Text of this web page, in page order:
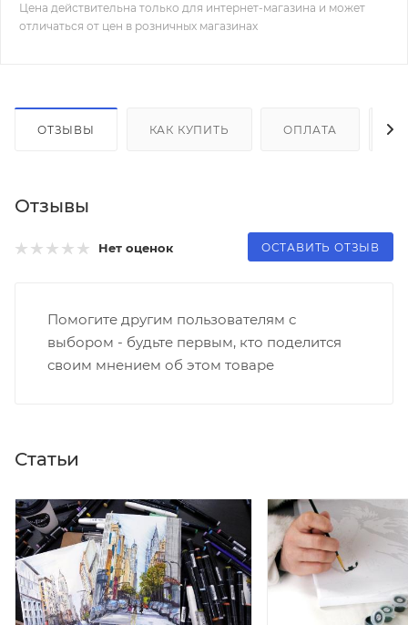
Цена действительна только для интернет-магазина и может
отличаться от цен в розничных магазинах
ОТЗЫВЫ КАК КУПИТЬ ОПЛАТА
Отзывы
Нет оценок ОСТАВИТЬ ОТЗЫВ
Помогите другим пользователям с
выбором - будьте первым, кто поделится
своим мнением об этом товаре
Статьи